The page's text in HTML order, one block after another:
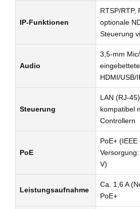
IP-Funktionen
RTSP/RTP,
optionale
Steuerung
Audio
3,5-mm
HDMI/USB/
Steuerung
LAN (RJ-
kompatibel
Controllern
PoE
PoE+ (IEEE
V)
Leistungsaufnahme
Ca. 1,6 A
PoE+